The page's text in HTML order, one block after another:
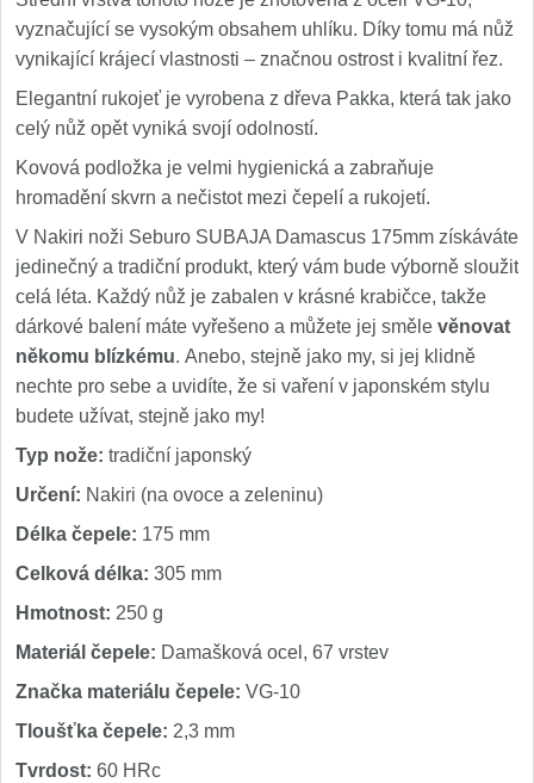
vyznačující se vysokým obsahem uhlíku. Díky tomu má nůž
vynikající krájecí vlastnosti – značnou ostrost i kvalitní řez.
Elegantní rukojeť je vyrobena z dřeva Pakka, která tak jako
celý nůž opět vyniká svojí odolností.
Kovová podložka je velmi hygienická a zabraňuje
hromadění skvrn a nečistot mezi čepelí a rukojetí.
V Nakiri noži Seburo SUBAJA Damascus 175mm získáváte
jedinečný a tradiční produkt, který vám bude výborně sloužit
celá léta. Každý nůž je zabalen v krásné krabičce, takže
dárkové balení máte vyřešeno a můžete jej směle věnovat
někomu blízkému. Anebo, stejně jako my, si jej klidně
nechte pro sebe a uvidíte, že si vaření v japonském stylu
budete užívat, stejně jako my!
Typ nože: tradiční japonský
Určení: Nakiri (na ovoce a zeleninu)
Délka čepele: 175 mm
Celková délka: 305 mm
Hmotnost: 250 g
Materiál čepele: Damašková ocel, 67 vrstev
Značka materiálu čepele: VG-10
Tloušťka čepele: 2,3 mm
Tvrdost: 60 HRc